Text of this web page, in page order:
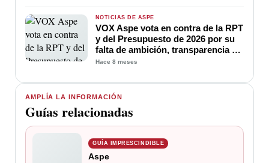
AMPLÍA LA INFORMACIÓN
Guías relacionadas
GUÍA IMPRESCINDIBLE
Aspe
NOTICIAS DE ASPE
VOX Aspe vota en contra de la RPT
y del Presupuesto de 2026 por su
falta de ambición, transparencia y
proyecto de futuro
Hace 8 meses